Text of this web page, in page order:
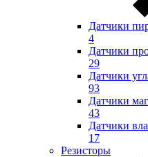
Датчики
4
Датчики
29
Датчики
93
Датчики
43
Датчики
17
Резисторы